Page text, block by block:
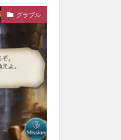
グラブル